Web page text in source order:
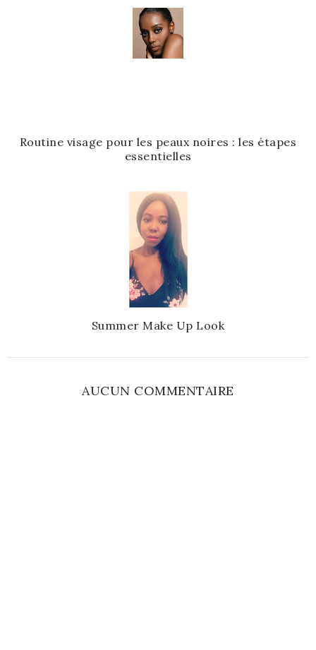
Routine visage pour les peaux noires : les étapes
essentielles
Summer Make Up Look
AUCUN COMMENTAIRE